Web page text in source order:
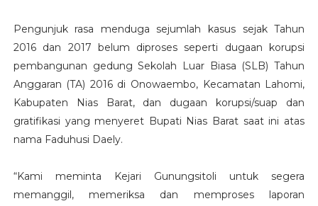
Pengunjuk rasa menduga sejumlah kasus sejak Tahun
2016 dan 2017 belum diproses seperti dugaan korupsi
pembangunan gedung Sekolah Luar Biasa (SLB) Tahun
Anggaran (TA) 2016 di Onowaembo, Kecamatan Lahomi,
Kabupaten Nias Barat, dan dugaan korupsi/suap dan
gratifikasi yang menyeret Bupati Nias Barat saat ini atas
nama Faduhusi Daely.
“Kami meminta Kejari Gunungsitoli untuk segera
memanggil, memeriksa dan memproses laporan